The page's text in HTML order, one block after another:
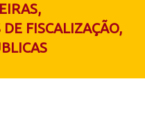
FISCALIZAÇÃO,